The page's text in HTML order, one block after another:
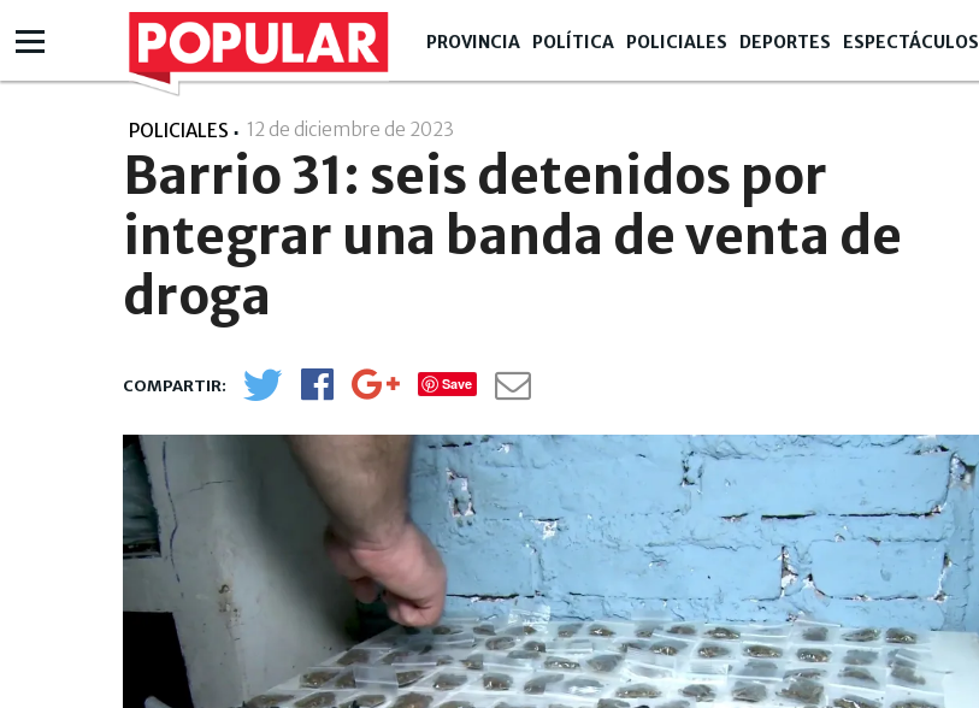
PROVINCIA POLÍTICA POLICIALES DEPORTES ESPECTÁCULOS
POLICIALES 12 de diciembre de 2023
Barrio 31: seis detenidos por
integrar una banda de venta de
droga
Save